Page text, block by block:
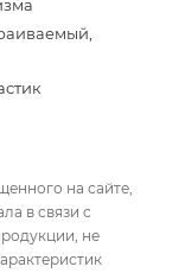
на сайте,
в связи с
не